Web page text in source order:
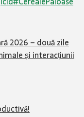
2026 – două zile
și interacțiunii